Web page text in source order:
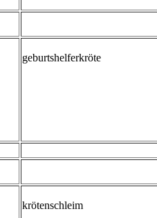
geburtshelferkröte
krötenschleim